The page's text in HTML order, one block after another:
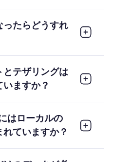
ったらどうすれ
テザリングは
ますか？
はローカルの
ていますか？